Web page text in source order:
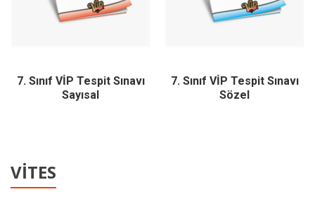
VİTES
7. Sınıf VİP Tespit Sınavı
Sayısal
7. Sınıf VİP Tespit Sınavı
Sözel